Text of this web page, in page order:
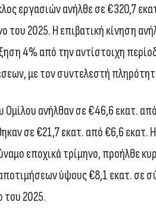
εργασιών ανήλθε σε €320,7
του 2025. Η επιβατική κίνηση
4% από την αντίστοιχη
με τον συντελεστή
Ομίλου ανήλθαν σε €46,6 εκατ.
σε €21,7 εκατ. από €6,6 εκατ.
εποχικά τρίμηνο, προήλθε
ύψους €8,1 εκατ. σε
του 2025.